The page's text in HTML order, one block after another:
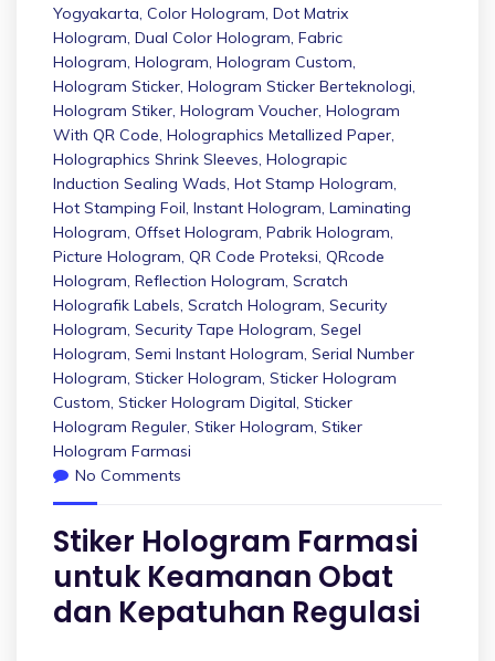
Yogyakarta, Color Hologram, Dot Matrix
Hologram, Dual Color Hologram, Fabric
Hologram, Hologram, Hologram Custom,
Hologram Sticker, Hologram Sticker Berteknologi,
Hologram Stiker, Hologram Voucher, Hologram
With QR Code, Holographics Metallized Paper,
Holographics Shrink Sleeves, Holograpic
Induction Sealing Wads, Hot Stamp Hologram,
Hot Stamping Foil, Instant Hologram, Laminating
Hologram, Offset Hologram, Pabrik Hologram,
Picture Hologram, QR Code Proteksi, QRcode
Hologram, Reflection Hologram, Scratch
Holografik Labels, Scratch Hologram, Security
Hologram, Security Tape Hologram, Segel
Hologram, Semi Instant Hologram, Serial Number
Hologram, Sticker Hologram, Sticker Hologram
Custom, Sticker Hologram Digital, Sticker
Hologram Reguler, Stiker Hologram, Stiker
Hologram Farmasi
No Comments
Stiker Hologram Farmasi
untuk Keamanan Obat
dan Kepatuhan Regulasi